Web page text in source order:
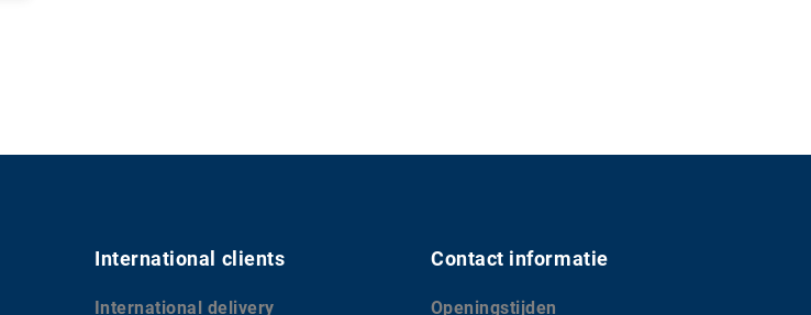
International clients
International delivery
Contact informatie
Openingstijden